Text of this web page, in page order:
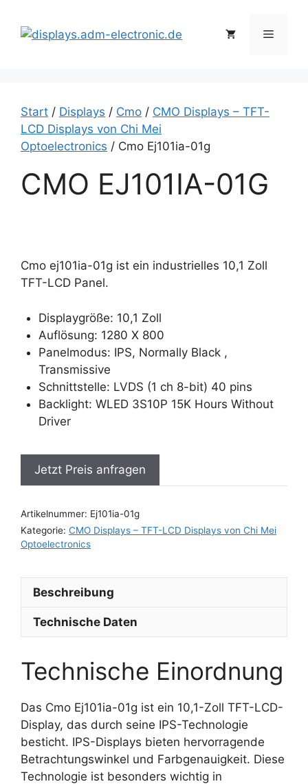
Inhalt
springen
Menü
Start / Displays / Cmo / CMO Displays – TFT-
LCD Displays von Chi Mei
Optoelectronics / Cmo Ej101ia-01g
CMO EJ101IA-01G
Cmo ej101ia-01g ist ein industrielles 10,1 Zoll
TFT-LCD Panel.
Displaygröße: 10,1 Zoll
Auflösung: 1280 X 800
Panelmodus: IPS, Normally Black ,
Transmissive
Schnittstelle: LVDS (1 ch 8-bit) 40 pins
Backlight: WLED 3S10P 15K Hours Without
Driver
Jetzt Preis anfragen
Artikelnummer: Ej101ia-01g
Kategorie: CMO Displays – TFT-LCD Displays von Chi Mei
Optoelectronics
Beschreibung
Technische Daten
Technische Einordnung
Das Cmo Ej101ia-01g ist ein 10,1-Zoll TFT-LCD-
Display, das durch seine IPS-Technologie
besticht. IPS-Displays bieten hervorragende
Betrachtungswinkel und Farbgenauigkeit. Diese
Technologie ist besonders wichtig in